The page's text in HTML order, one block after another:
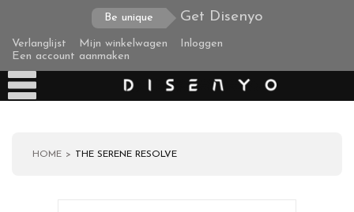
Be unique Get Disenyo
Verlanglijst Mijn winkelwagen
Inloggen
Een account aanmaken
HOME THE SERENE RESOLVE